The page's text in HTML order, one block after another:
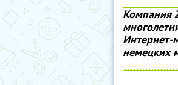
Компания
Интернет-
немецких